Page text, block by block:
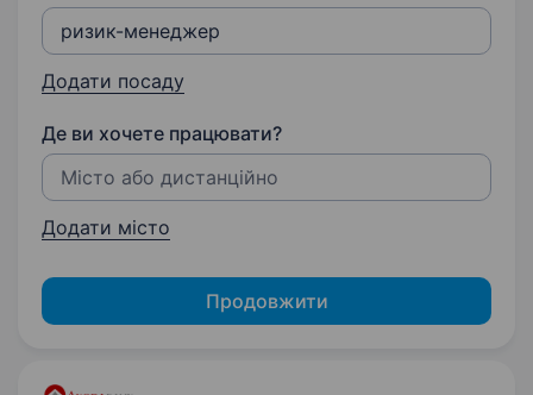
Додати посаду
Де ви хочете працювати?
Додати місто
Продовжити